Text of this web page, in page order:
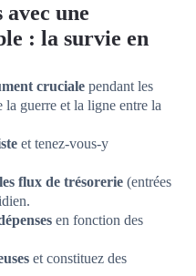
une
: la survie en
cruciale pendant les
la guerre et la ligne entre la
et tenez-vous-y
flux de trésorerie (entrées
en fonction des
et constituez des